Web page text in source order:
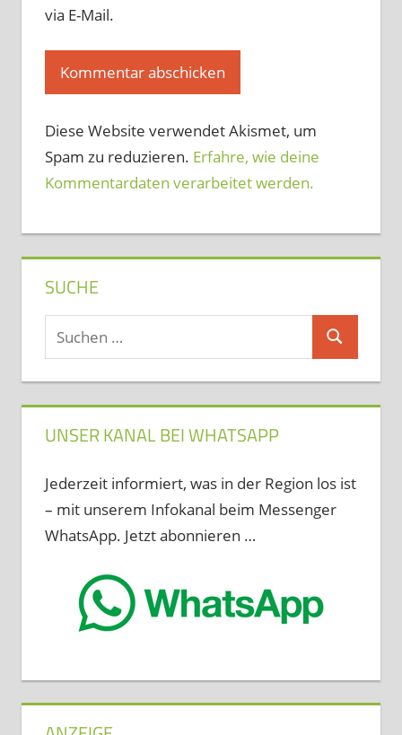
via E-Mail.
Diese Website verwendet Akismet, um
Spam zu reduzieren. Erfahre, wie deine
Kommentardaten verarbeitet werden.
SUCHE
Suchen
nach:
Suchen
UNSER KANAL BEI WHATSAPP
Jederzeit informiert, was in der Region los ist
– mit unserem Infokanal beim Messenger
WhatsApp. Jetzt abonnieren …